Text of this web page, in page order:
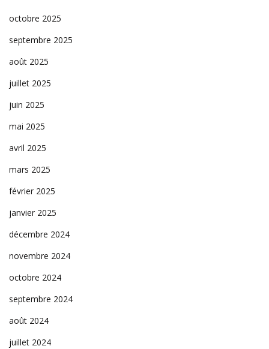
octobre 2025
septembre 2025
août 2025
juillet 2025
juin 2025
mai 2025
avril 2025
mars 2025
février 2025
janvier 2025
décembre 2024
novembre 2024
octobre 2024
septembre 2024
août 2024
juillet 2024